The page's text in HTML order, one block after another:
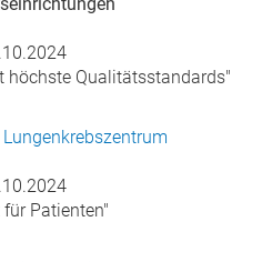
höchste Qualitätsstandards"
Patienten"